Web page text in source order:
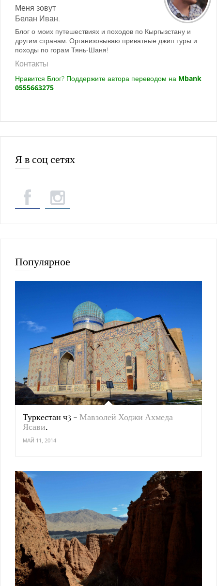
Меня зовут
Белан Иван.
Блог о моих путешествиях и походов по Кыргызстану и
другим странам. Организовываю приватные джип туры и
походы по горам Тянь-Шаня!
Контакты
Нравится Блог? Поддержите автора переводом на Mbank
0555663275
Я в соц сетях
Популярное
Туркестан ч3 - Мавзолей Ходжи Ахмеда
Ясави.
МАЙ 11, 2014